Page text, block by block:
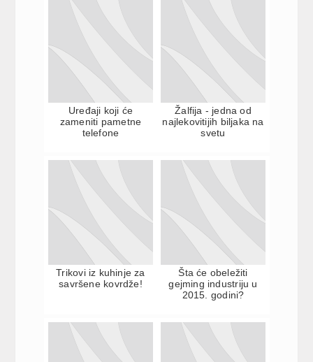
Uređaji koji će
zameniti pametne
telefone
Žalfija - jedna od
najlekovitijih biljaka na
svetu
Trikovi iz kuhinje za
savršene kovrdže!
Šta će obeležiti
gejming industriju u
2015. godini?